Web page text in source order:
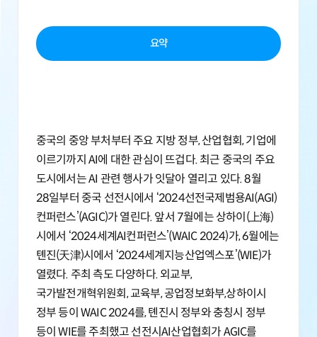
요약
중국의 중앙 부처부터 주요 지방 정부, 산업협회, 기업에
이르기까지 AI에 대한 관심이 뜨겁다. 최근 중국의 주요
도시에서는 AI 관련 행사가 잇달아 열리고 있다. 8월
28일부터 중국 선전시에서 ‘2024선전국제범용AI(AGI)
컨퍼런스’(AGIC)가 열린다. 앞서 7월에는 상하이(上海)
시에서 ‘2024세계AI컨퍼런스’(WAIC 2024)가, 6월에는
톈진(天津)시에서 ‘2024세계지능산업엑스포’(WIE)가
열렸다. 주최 측도 다양하다. 외교부,
국가발전개혁위원회, 교육부, 공업정보화부,상하이시
정부 등이 WAIC 2024를, 톈진시 정부와 충칭시 정부
등이 WIE를 주최했고 선전시AI산업협회가 AGIC를